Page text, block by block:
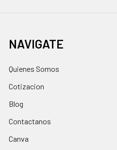
NAVIGATE
Quienes Somos
Cotizacion
Blog
Contactanos
Canva